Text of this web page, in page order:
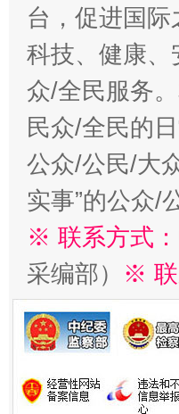
台，促进国
科技、健康
众/全民服务
民众/全民的
公众/公民/大
实事”的公众/
※ 联系方式：
采编部） ※ 联